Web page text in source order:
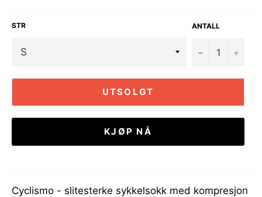
STR ANTALL
− +
UTSOLGT
KJØP NÅ
Cyclismo - slitesterke sykkelsokk med kompresjon